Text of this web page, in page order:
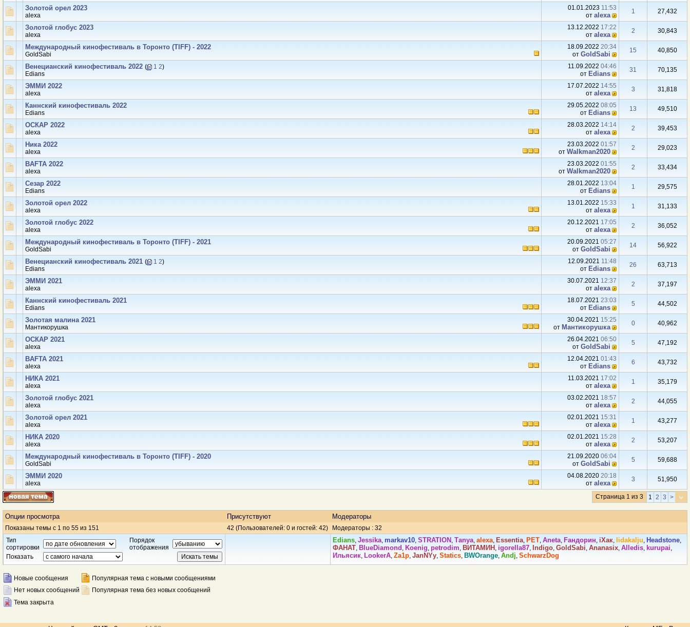
Золотой орел 2023
аlexa
01.01.2023 11:53
от аlexa 1 27,432
Золотой глобус 2023
аlexa
13.12.2022 17:22
от аlexa 2 30,843
Международный кинофестиваль в Торонто (TIFF) - 2022
GoldSabi
18.09.2022 20:34
от GoldSabi 15 40,850
Венецианский кинофестиваль 2022 ( 1 2)
Edians
11.09.2022 04:46
от Edians 31 70,135
ЭММИ 2022
аlexa
17.07.2022 14:55
от аlexa 3 31,818
Каннский кинофестиваль 2022
Edians
29.05.2022 08:05
от Edians 13 49,510
ОСКАР 2022
аlexa
28.03.2022 14:14
от аlexa 2 39,453
Ника 2022
аlexa
23.03.2022 01:57
от Walkman2020 2 29,023
BAFTA 2022
аlexa
23.03.2022 01:55
от Walkman2020 2 33,434
Сезар 2022
Edians
28.01.2022 13:04
от Edians 1 29,575
Золотой орел 2022
аlexa
13.01.2022 15:33
от аlexa 1 31,133
Золотой глобус 2022
аlexa
20.12.2021 17:05
от аlexa 2 36,052
Международный кинофестиваль в Торонто (TIFF) - 2021
GoldSabi
20.09.2021 05:27
от GoldSabi 14 56,922
Венецианский кинофестиваль 2021 ( 1 2)
Edians
12.09.2021 11:48
от Edians 26 63,713
ЭММИ 2021
аlexa
30.07.2021 12:37
от аlexa 2 37,197
Каннский кинофестиваль 2021
Edians
18.07.2021 23:03
от Edians 5 44,502
Золотая малина 2021
Мантикорушка
30.04.2021 15:25
от Мантикорушка 0 40,962
ОСКАР 2021
аlexa
26.04.2021 06:50
от GoldSabi 5 47,192
BAFTA 2021
аlexa
12.04.2021 01:43
от Edians 6 43,732
НИКА 2021
аlexa
11.03.2021 17:02
от аlexa 1 35,179
Золотой глобус 2021
аlexa
03.02.2021 18:57
от аlexa 2 44,055
Золотой орел 2021
аlexa
02.01.2021 15:31
от аlexa 1 43,277
НИКА 2020
аlexa
02.01.2021 15:28
от аlexa 2 53,207
Международный кинофестиваль в Торонто (TIFF) - 2020
GoldSabi
21.09.2020 06:04
от GoldSabi 5 59,688
ЭММИ 2020
аlexa
04.08.2020 20:18
от аlexa 3 51,950
Страница 1 из 3 1 2 3 >
Опции просмотра Присутствуют Модераторы
Показаны темы с 1 по 55 из 151 42 (Пользователей: 0 и гостей: 42)
Модераторы : 32
Тип
сортировки
Порядок
отображения
Показать
Edians, Jеssikа, markav10, STRATION , Tаnya, аlexa, Essentia, PET, Аneta, Fандорин, iХaк, lidakalju, Headstone,
ФАНАТ, BlueDiamond , Kоenig, petrodim, ВИТАМИH , igorella87, Indigо, GoldSabi, Ananasix, Alledis, kurupai,
Ильясик, LookerA, Za1p, JanNYy, Statics, BWOrange, Andj, SchwarzDog
Новые сообщения
Популярная тема с новыми сообщениями
Нет новых сообщений
Популярная тема без новых сообщений
Тема закрыта